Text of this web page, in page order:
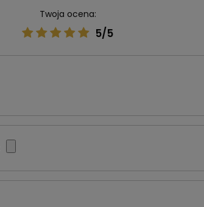
Twoja ocena:
5/5